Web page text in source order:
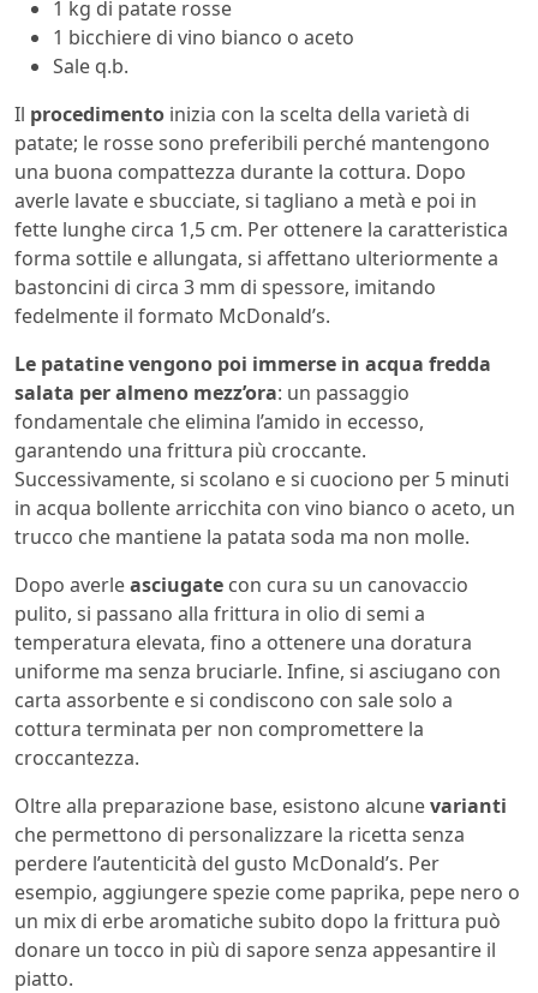
1 kg di patate rosse
1 bicchiere di vino bianco o aceto
Sale q.b.
Il procedimento inizia con la scelta della varietà di
patate; le rosse sono preferibili perché mantengono
una buona compattezza durante la cottura. Dopo
averle lavate e sbucciate, si tagliano a metà e poi in
fette lunghe circa 1,5 cm. Per ottenere la caratteristica
forma sottile e allungata, si affettano ulteriormente a
bastoncini di circa 3 mm di spessore, imitando
fedelmente il formato McDonald’s.
Le patatine vengono poi immerse in acqua fredda
salata per almeno mezz’ora: un passaggio
fondamentale che elimina l’amido in eccesso,
garantendo una frittura più croccante.
Successivamente, si scolano e si cuociono per 5 minuti
in acqua bollente arricchita con vino bianco o aceto, un
trucco che mantiene la patata soda ma non molle.
Dopo averleasciugate con cura su un canovaccio
pulito, si passano alla frittura in olio di semi a
temperatura elevata, fino a ottenere una doratura
uniforme ma senza bruciarle. Infine, si asciugano con
carta assorbente e si condiscono con sale solo a
cottura terminata per non compromettere la
croccantezza.
Oltre alla preparazione base, esistono alcunevarianti
che permettono di personalizzare la ricetta senza
perdere l’autenticità del gusto McDonald’s. Per
esempio, aggiungere spezie come paprika, pepe nero o
un mix di erbe aromatiche subito dopo la frittura può
donare un tocco in più di sapore senza appesantire il
piatto.